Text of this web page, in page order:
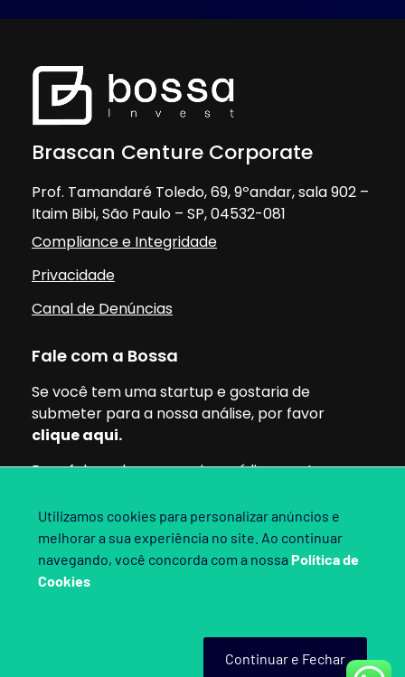
Brascan Centure Corporate
Prof. Tamandaré Toledo, 69, 9ºandar, sala 902 –
Itaim Bibi, São Paulo – SP, 04532-081
Compliance e Integridade
Privacidade
Canal de Denúncias
Fale com a Bossa
Se você tem uma startup e gostaria de
submeter para a nossa análise, por favor
clique aqui.
Para falar sobre parcerias, mídia ou outros
Siga nossas redes:
Utilizamos cookies para personalizar anúncios e
melhorar a sua experiência no site. Ao continuar
navegando, você concorda com a nossa Política de
Cookies
Continuar e Fechar